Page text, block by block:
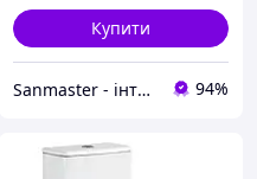
Купити
Sanmaster - інтернет-магазин сантехніки 94%